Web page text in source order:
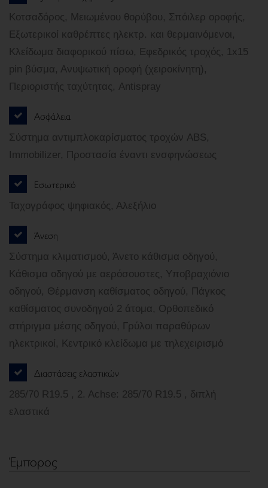
Κοτσαδόρος, Μειωμένου θορύβου, Σπόιλερ οροφής,
Εξωτερικοί καθρέπτες ηλεκτρ. και θερμαινόμενοι,
Κλείδωμα διαφορικού πίσω, Εφεδρικός τροχός, 1x15
pin βύσμα, Ανυψωτική οροφή (χειροκίνητη),
Περιοριστής ταχύτητας, Antispray
Ασφάλεια
Σύστημα αντιμπλοκαρίσματος τροχών ABS,
Immobilizer, Προστασία έναντι ενσφηνώσεως
Εσωτερικό
Ταχογράφος ψηφιακός, Αλεξήλιο
Άνεση
Σύστημα κλιματισμού, Άνετο κάθισμα οδηγού,
Κάθισμα οδηγού με αερόσουστες, Υποβραχιόνιο
οδηγού, Θέρμανση καθίσματος οδηγού, Πάγκος
καθίσματος συνοδηγού 2 άτομα, Ορθοπεδικό
στήριγμα μέσης οδηγού, Γρύλοι παραθύρων
ηλεκτρικοί, Κεντρικό κλείδωμα με τηλεχειρισμό
Διαστάσεις ελαστικών
285/70 R19.5 , 2. Achse: 285/70 R19.5 , διπλή
ελαστικά
Έμπορος